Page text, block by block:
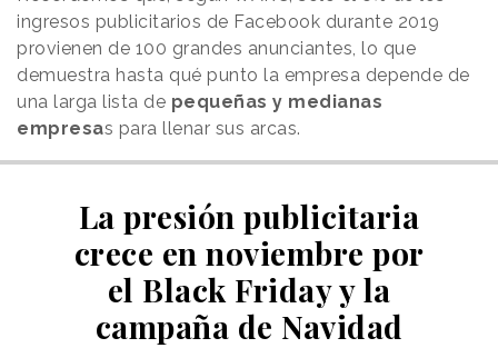
ingresos publicitarios de Facebook durante 2019
provienen de 100 grandes anunciantes, lo que
demuestra hasta qué punto la empresa depende de
una larga lista de pequeñas y medianas
empresas para llenar sus arcas.
La presión publicitaria
crece en noviembre por
el Black Friday y la
campaña de Navidad